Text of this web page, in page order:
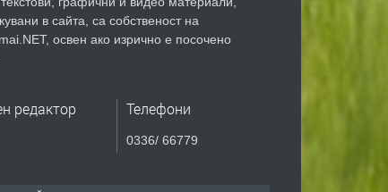
в сайта, са собственост на
освен ако изрично е посочено
редактор Телефони
0336/ 66779